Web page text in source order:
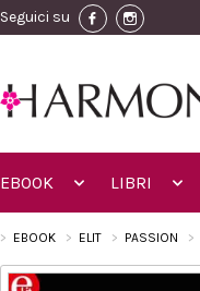
Seguici su
EBOOK LIBRI
EBOOK ELIT PASSION